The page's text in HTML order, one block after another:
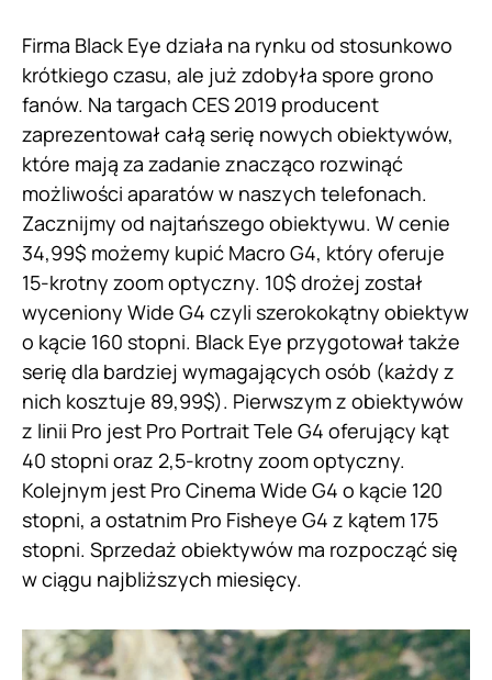
Firma Black Eye działa na rynku od stosunkowo
krótkiego czasu, ale już zdobyła spore grono
fanów. Na targach CES 2019 producent
zaprezentował całą serię nowych obiektywów,
które mają za zadanie znacząco rozwinąć
możliwości aparatów w naszych telefonach.
Zacznijmy od najtańszego obiektywu. W cenie
34,99$ możemy kupić Macro G4, który oferuje
15-krotny zoom optyczny. 10$ drożej został
wyceniony Wide G4 czyli szerokokątny obiektyw
o kącie 160 stopni. Black Eye przygotował także
serię dla bardziej wymagających osób (każdy z
nich kosztuje 89,99$). Pierwszym z obiektywów
z linii Pro jest Pro Portrait Tele G4 oferujący kąt
40 stopni oraz 2,5-krotny zoom optyczny.
Kolejnym jest Pro Cinema Wide G4 o kącie 120
stopni, a ostatnim Pro Fisheye G4 z kątem 175
stopni. Sprzedaż obiektywów ma rozpocząć się
w ciągu najbliższych miesięcy.